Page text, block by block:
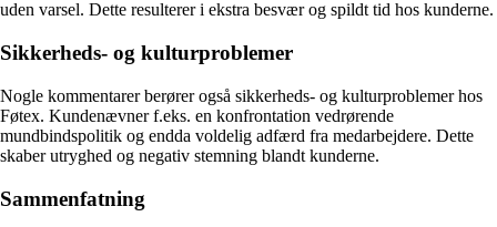
uden varsel. Dette resulterer i ekstra besvær og spildt tid hos kunderne.
Sikkerheds- og kulturproblemer
Nogle kommentarer berører også sikkerheds- og kulturproblemer hos
Føtex. Kundenævner f.eks. en konfrontation vedrørende
mundbindspolitik og endda voldelig adfærd fra medarbejdere. Dette
skaber utryghed og negativ stemning blandt kunderne.
Sammenfatning